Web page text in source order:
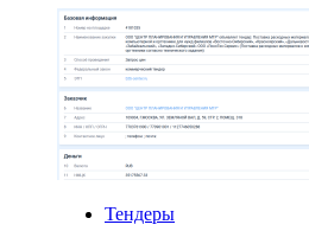
Тендеры